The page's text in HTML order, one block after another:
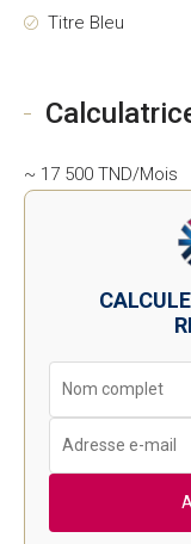
Titre Bleu
~ 17 500 TND/Mois